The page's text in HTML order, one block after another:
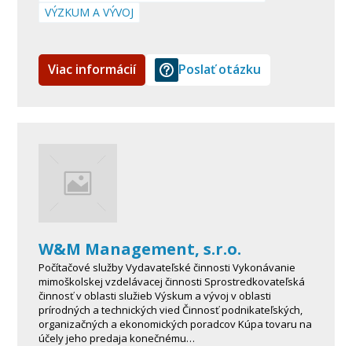
VÝZKUM A VÝVOJ
Viac informácií Poslať otázku
W&M Management, s.r.o.
Počítačové služby Vydavateľské činnosti Vykonávanie
mimoškolskej vzdelávacej činnosti Sprostredkovateľská
činnosť v oblasti služieb Výskum a vývoj v oblasti
prírodných a technických vied Činnosť podnikateľských,
organizačných a ekonomických poradcov Kúpa tovaru na
účely jeho predaja konečnému…